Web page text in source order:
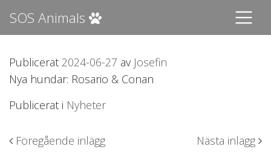
SOS Animals
Publicerat 2024-06-27 av Josefin
Nya hundar: Rosario & Conan
Publicerat i Nyheter
Inläggsnavigering
Föregående inlägg Nästa inlägg